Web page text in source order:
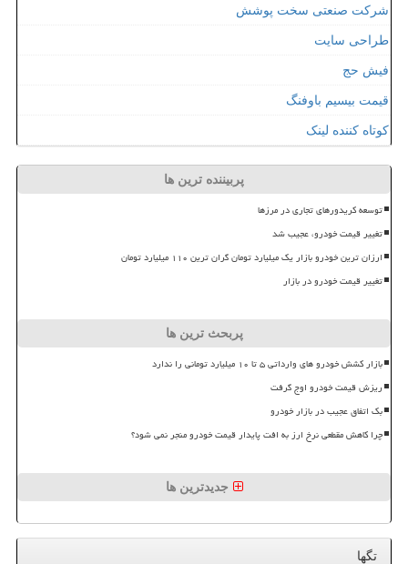
شرکت صنعتی سخت پوشش
طراحی سایت
فیش حج
قیمت بیسیم باوفنگ
کوتاه کننده لینک
پربیننده ترین ها
توسعه کریدورهای تجاری در مرزها
تغییر قیمت خودرو، عجیب شد
ارزان ترین خودرو بازار یک میلیارد تومان گران ترین ۱۱۰ میلیارد تومان
تغییر قیمت خودرو در بازار
پربحث ترین ها
بازار کشش خودرو های وارداتی ۵ تا ۱۰ میلیارد تومانی را ندارد
ریزش قیمت خودرو اوج گرفت
بک اتفاق عجیب در بازار خودرو
چرا کاهش مقطعی نرخ ارز به افت پایدار قیمت خودرو منجر نمی شود؟
جدیدترین ها
تگها